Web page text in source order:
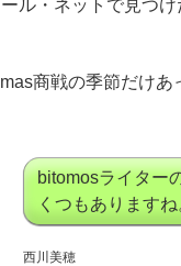
ル・ネットで見つ
商戦の季節だけ
bitomosライター
くつもあります
西川美穂